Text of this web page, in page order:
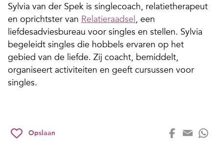
Sylvia van der Spek is singlecoach, relatietherapeut
en oprichtster van Relatieraadsel, een
liefdesadviesbureau voor singles en stellen. Sylvia
begeleidt singles die hobbels ervaren op het
gebied van de liefde. Zij coacht, bemiddelt,
organiseert activiteiten en geeft cursussen voor
singles.
Opslaan